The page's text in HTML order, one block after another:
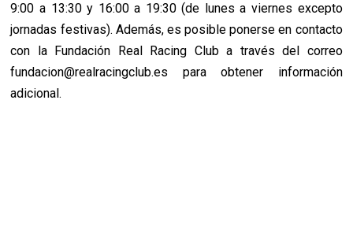
9:00 a 13:30 y 16:00 a 19:30 (de lunes a viernes excepto
jornadas festivas). Además, es posible ponerse en contacto
con la Fundación Real Racing Club a través del correo
fundacion@realracingclub.es para obtener información
adicional.